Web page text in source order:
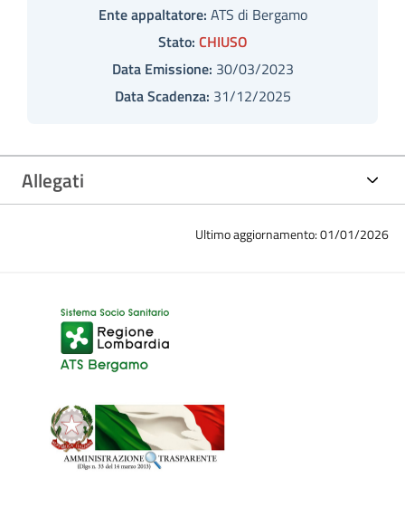
Ente appaltatore: ATS di Bergamo
Stato: CHIUSO
Data Emissione: 30/03/2023
Data Scadenza: 31/12/2025
Allegati
Ultimo aggiornamento: 01/01/2026